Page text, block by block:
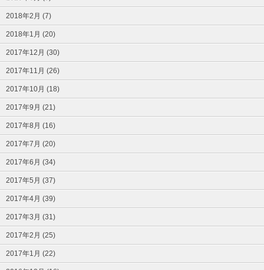
2018年2月 (7)
2018年1月 (20)
2017年12月 (30)
2017年11月 (26)
2017年10月 (18)
2017年9月 (21)
2017年8月 (16)
2017年7月 (20)
2017年6月 (34)
2017年5月 (37)
2017年4月 (39)
2017年3月 (31)
2017年2月 (25)
2017年1月 (22)